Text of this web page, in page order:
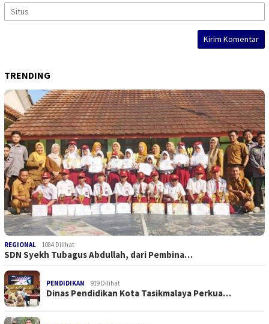
TRENDING
REGIONAL 1084 Dilihat
SDN Syekh Tubagus Abdullah, dari Pembina…
PENDIDIKAN 919 Dilihat
Dinas Pendidikan Kota Tasikmalaya Perkua…